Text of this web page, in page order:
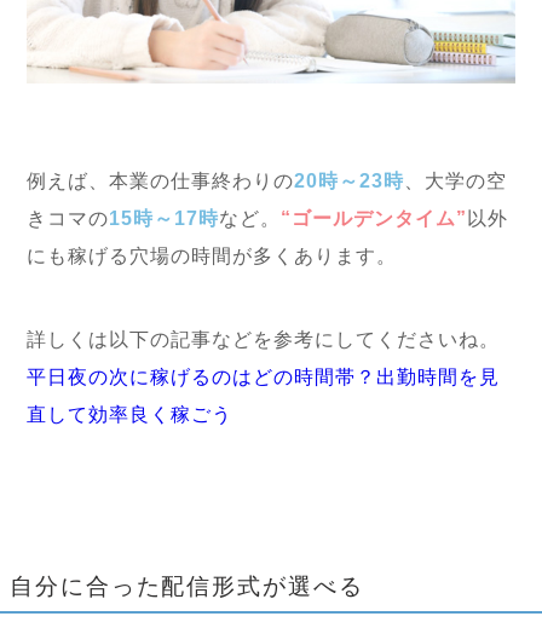
例えば、本業の仕事終わりの20時～23時 、大学の空
きコマの15時～17時など。 “ゴールデンタイム” 以外
にも稼げる穴場の時間が多くあります。
詳しくは以下の記事などを参考にしてくださいね。
平日夜の次に稼げるのはどの時間帯？出勤時間を見
直して効率良く稼ごう
自分に合った配信形式が選べる